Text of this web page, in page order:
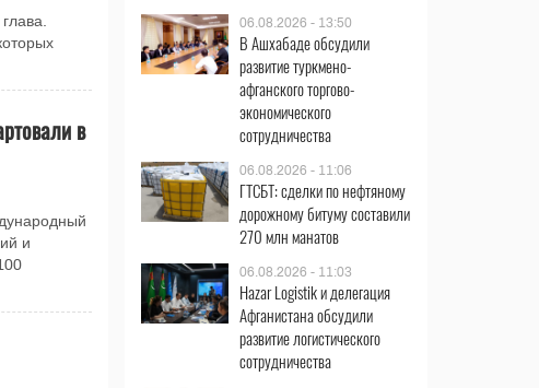
в
и
06.08.2026 - 13:50
В Ашхабаде обсудили
развитие туркмено-
афганского торгово-
экономического
сотрудничества
06.08.2026 - 11:06
ГТСБТ: сделки по нефтяному
дорожному битуму составили
270 млн манатов
06.08.2026 - 11:03
Hazar Logistik и делегация
Афганистана обсудили
развитие логистического
сотрудничества